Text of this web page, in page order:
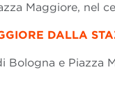
Maggiore, nel
DALLA
Bologna e Piazza